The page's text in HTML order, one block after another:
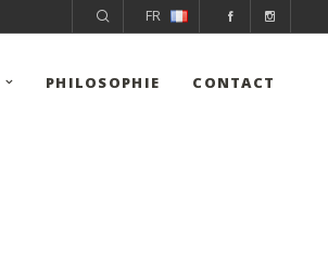
FR
PHILOSOPHIE CONTACT